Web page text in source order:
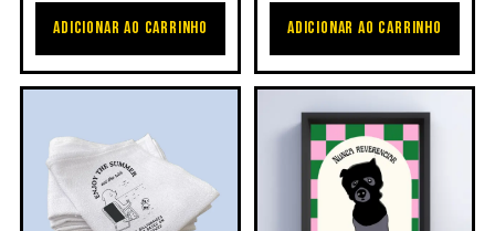
ADICIONAR AO CARRINHO ADICIONAR AO CARRINHO